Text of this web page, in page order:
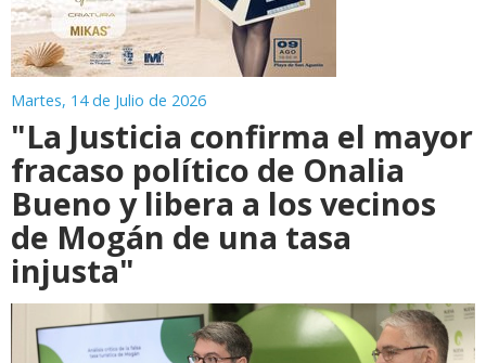
Martes, 14 de Julio de 2026
"La Justicia confirma el mayor
fracaso político de Onalia
Bueno y libera a los vecinos
de Mogán de una tasa
injusta"